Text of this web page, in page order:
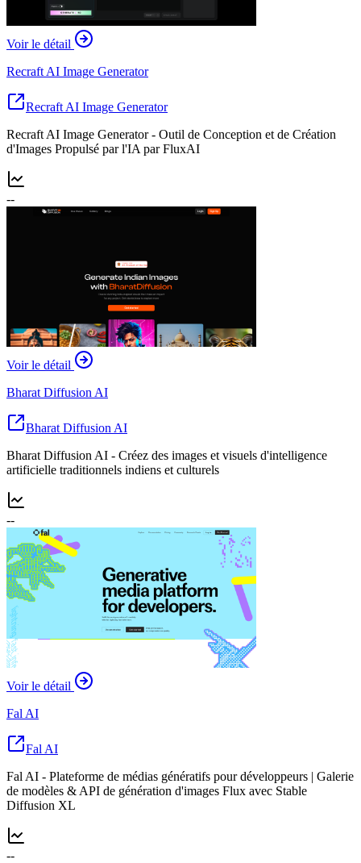
Voir le détail
Recraft AI Image Generator
Recraft AI Image Generator
Recraft AI Image Generator - Outil de Conception et de Création
d'Images Propulsé par l'IA par FluxAI
--
Voir le détail
Bharat Diffusion AI
Bharat Diffusion AI
Bharat Diffusion AI - Créez des images et visuels d'intelligence
artificielle traditionnels indiens et culturels
--
Voir le détail
Fal AI
Fal AI
Fal AI - Plateforme de médias génératifs pour développeurs | Galerie
de modèles & API de génération d'images Flux avec Stable
Diffusion XL
--